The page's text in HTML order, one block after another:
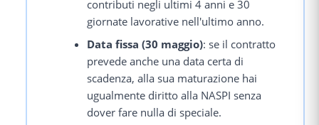
contributi negli ultimi 4 anni e 30
giornate lavorative nell'ultimo anno.
Data fissa (30 maggio): se il contratto
prevede anche una data certa di
scadenza, alla sua maturazione hai
ugualmente diritto alla NASPI senza
dover fare nulla di speciale.